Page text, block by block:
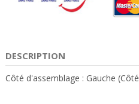
DESCRIPTION
Côté d'assemblage : Gauche